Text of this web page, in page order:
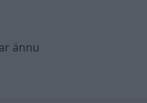
ännu